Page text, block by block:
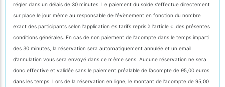
régler dans un délais de 30 minutes. Le paiement du solde s’effectue directement
sur place le jour même au responsable de l’évènement en fonction du nombre
exact des participants selon l’application es tarifs repris à l’article « des présentes
conditions générales. En cas de non paiement de l’acompte dans le temps imparti
des 30 minutes, la réservation sera automatiquement annulée et un email
d’annulation vous sera envoyé dans ce même sens. Aucune réservation ne sera
donc effective et validée sans le paiement préalable de l’acompte de 95,00 euros
dans les temps. Lors de la réservation en ligne, le montant de l’acompte de 95,00